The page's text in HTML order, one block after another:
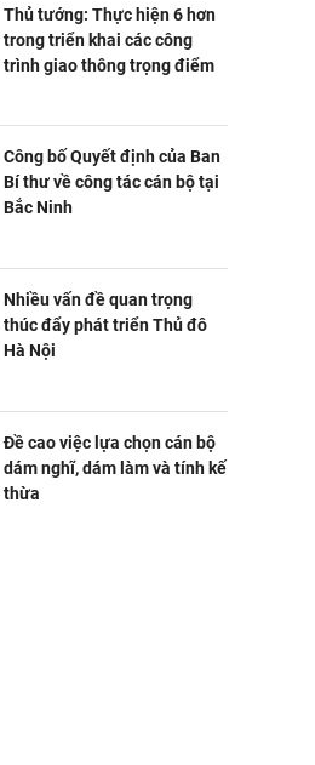
Thủ tướng: Thực hiện 6 hơn
trong triển khai các công
trình giao thông trọng điểm
Công bố Quyết định của Ban
Bí thư về công tác cán bộ tại
Bắc Ninh
Nhiều vấn đề quan trọng
thúc đẩy phát triển Thủ đô
Hà Nội
Đề cao việc lựa chọn cán bộ
dám nghĩ, dám làm và tính kế
thừa